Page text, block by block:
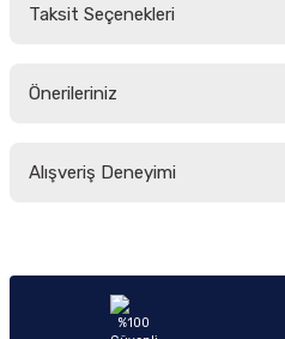
Taksit Seçenekleri
Önerileriniz
yetersiz gördüğünüz noktaları öneri
Ürün açıklamasında eksik bilgiler
Alışveriş Deneyimi
Sitemize ilk